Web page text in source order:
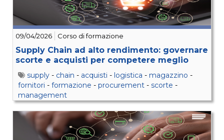
09/04/2026 Corso di formazione
Supply Chain ad alto rendimento: governare
scorte e acquisti per competere meglio
supply - chain - acquisti - logistica - magazzino -
fornitori - formazione - procurement - scorte -
management